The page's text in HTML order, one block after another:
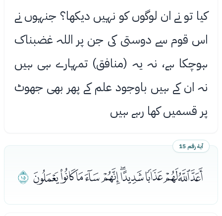
کیا تو نے ان لوگوں کو نہیں دیکھا؟ جنہوں نے
اس قوم سے دوستی کی جن پر اللہ غضبناک
ہوچکا ہے، نہ یہ (منافق) تمہارے ہی ہیں
نہ ان کے ہیں باوجود علم کے پھر بھی جھوٹ
پر قسمیں کھا رہے ہیں
آية رقم 15
ﮚﮛﮜﮝﮞﮟﮠﮡﮢﮣﮤﮥ